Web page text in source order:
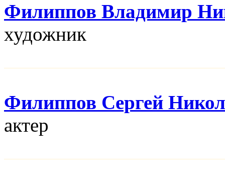
Филиппов Владимир
художник
Филиппов Сергей
актер